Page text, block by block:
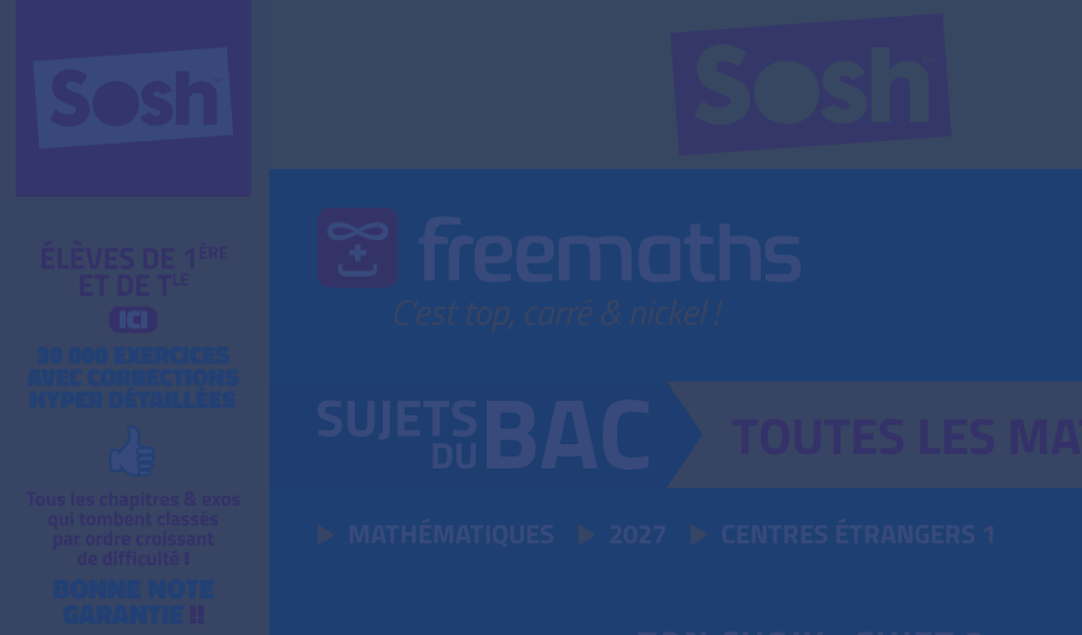
MATHÉMATIQUES 2027 CENTRES ÉTRANGERS 1